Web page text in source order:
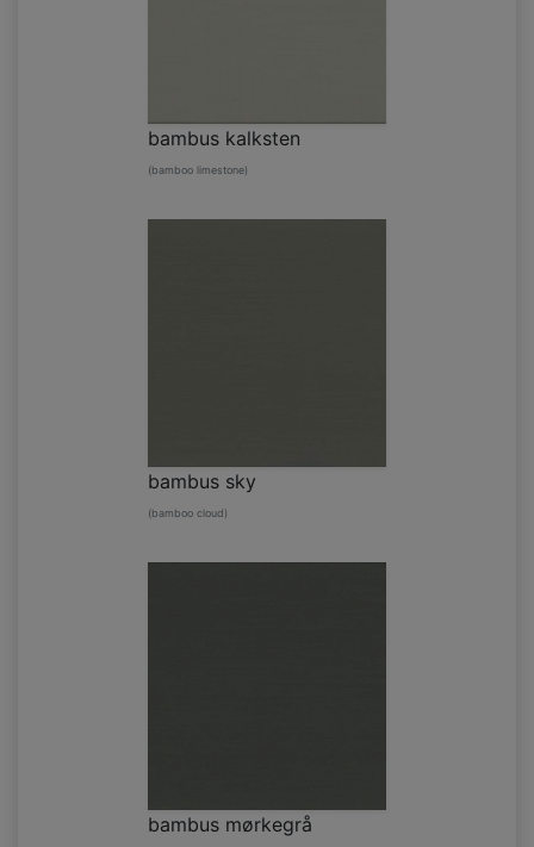
bambus kalksten
(bamboo limestone)
bambus sky
(bamboo cloud)
bambus mørkegrå